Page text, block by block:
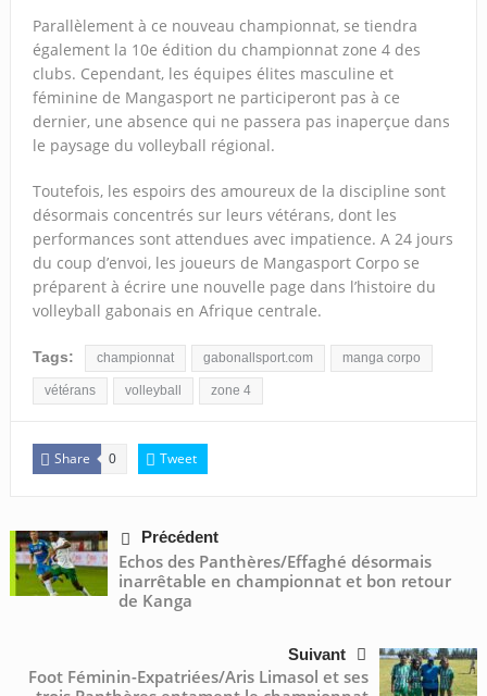
Parallèlement à ce nouveau championnat, se tiendra
également la 10e édition du championnat zone 4 des
clubs. Cependant, les équipes élites masculine et
féminine de Mangasport ne participeront pas à ce
dernier, une absence qui ne passera pas inaperçue dans
le paysage du volleyball régional.
Toutefois, les espoirs des amoureux de la discipline sont
désormais concentrés sur leurs vétérans, dont les
performances sont attendues avec impatience. A 24 jours
du coup d’envoi, les joueurs de Mangasport Corpo se
préparent à écrire une nouvelle page dans l’histoire du
volleyball gabonais en Afrique centrale.
Tags: championnat gabonallsport.com manga corpo
vétérans volleyball zone 4
Share 0 Tweet
Précédent
Echos des Panthères/Effaghé désormais
inarrêtable en championnat et bon retour
de Kanga
Suivant
Foot Féminin-Expatriées/Aris Limasol et ses